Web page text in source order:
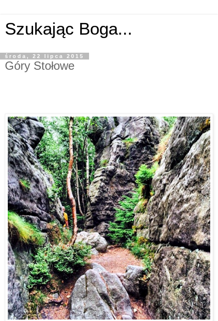
Szukając Boga...
środa, 22 lipca 2015
Góry Stołowe